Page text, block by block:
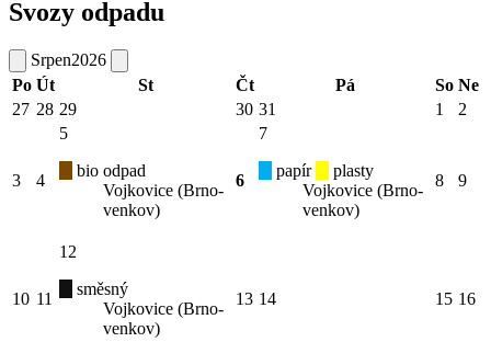
Svozy odpadu
Srpen2026
Po Út St Čt Pá So Ne
27 28 29 30 31 1 2
3 4
5
bio odpad
Vojkovice (Brno-
venkov)
6
7
papír
plasty
Vojkovice (Brno-
venkov)
8 9
10 11
12
směsný
Vojkovice (Brno-
venkov)
13 14 15 16